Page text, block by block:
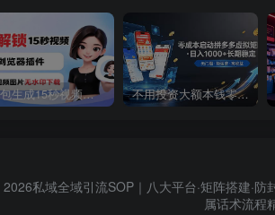
豆包生成15秒视频——浏览器插件：豆包/Dola 视频图片无水印下载 + 解锁15秒视频生成 不用投资大额本钱零成本启动，做拼多多虚拟矩阵，长期稳定！轻松维持日入 1000
2026私域全域引流SOP｜八大平台·矩阵搭建·防
属话术流程